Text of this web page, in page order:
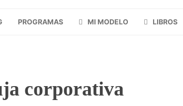
PROGRAMAS MI MODELO LIBROS
corporativa